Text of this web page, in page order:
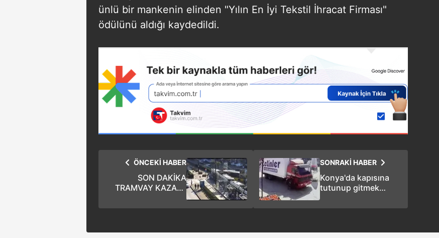
ünlü bir mankenin elinden "Yılın En İyi Tekstil İhracat Firması"
ödülünü aldığı kaydedildi.
SONRAKİ HABER
Konya'da kapısına
tutunup gitmek
altında kaldı!
ÖNCEKİ HABER
SON DAKİKA
TRAMVAY KAZASI:
İETT otobüsü